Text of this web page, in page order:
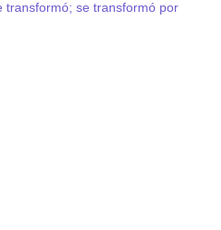
transformó; se transformó por